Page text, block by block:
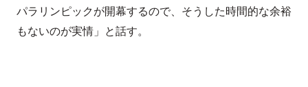
パラリンピックが開幕するので、そうした時間的な余裕
もないのが実情」と話す。